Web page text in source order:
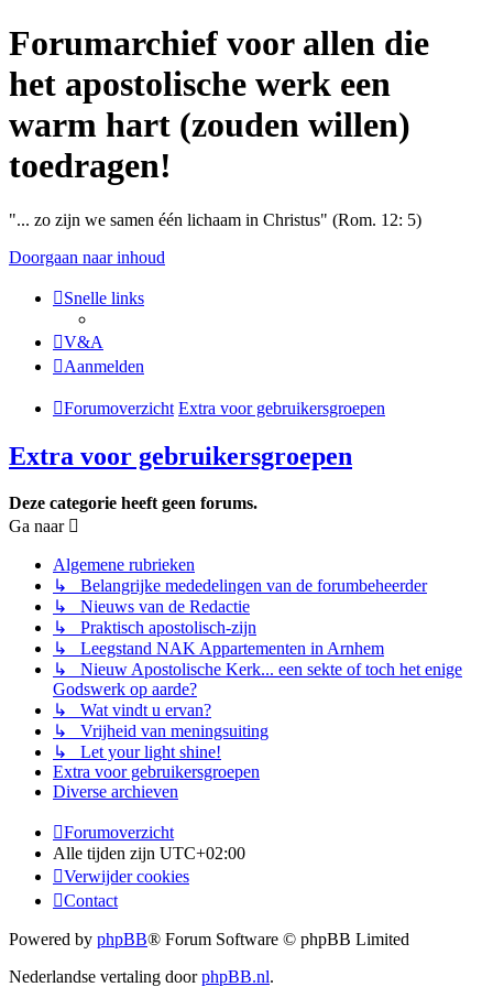
Forumarchief voor allen die
het apostolische werk een
warm hart (zouden willen)
toedragen!
"... zo zijn we samen één lichaam in Christus" (Rom. 12: 5)
Doorgaan naar inhoud
Snelle links
V&A
Aanmelden
Forumoverzicht Extra voor gebruikersgroepen
Extra voor gebruikersgroepen
Deze categorie heeft geen forums.
Ga naar
Algemene rubrieken
↳ Belangrijke mededelingen van de forumbeheerder
↳ Nieuws van de Redactie
↳ Praktisch apostolisch-zijn
↳ Leegstand NAK Appartementen in Arnhem
↳ Nieuw Apostolische Kerk... een sekte of toch het enige
Godswerk op aarde?
↳ Wat vindt u ervan?
↳ Vrijheid van meningsuiting
↳ Let your light shine!
Extra voor gebruikersgroepen
Diverse archieven
Forumoverzicht
Alle tijden zijn UTC+02:00
Verwijder cookies
Contact
Powered by phpBB® Forum Software © phpBB Limited
Nederlandse vertaling doorphpBB.nl.